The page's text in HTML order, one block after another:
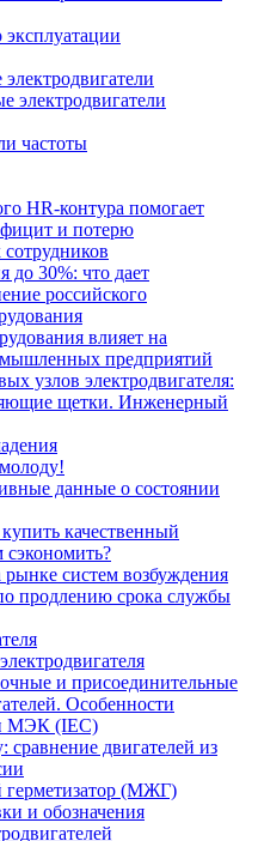
эксплуатации
электродвигатели
частоты
HR-контура помогает
и потерю
до 30%: что дает
российского
влияет на
предприятий
узлов электродвигателя:
щетки. Инженерный
данные о состоянии
качественный
сэкономить?
систем возбуждения
продлению срока службы
и присоединительные
Особенности
МЭК (IEC)
сравнение двигателей из
(МЖГ)
и обозначения